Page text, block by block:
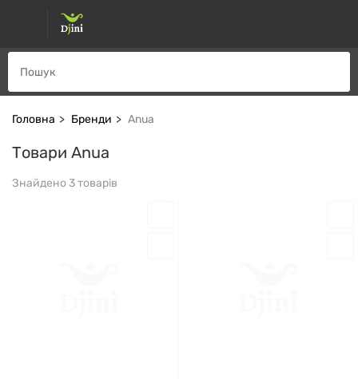
Головна Бренди Anua
Товари Anua
Знайдено 3 товарів